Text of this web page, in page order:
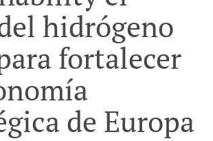
hidrógeno
fortalecer
de Europa